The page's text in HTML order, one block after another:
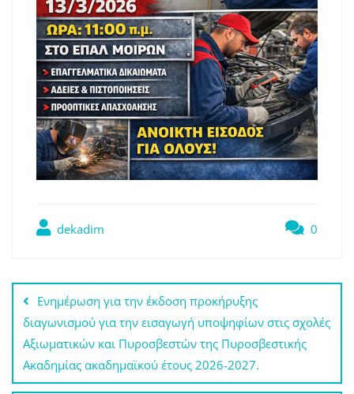
dekadim 0
Πλοήγηση
άρθρων
Ενημέρωση για την έκδοση προκήρυξης
διαγωνισμού για την εισαγωγή υποψηφίων στις σχολές
Αξιωματικών και Πυροσβεστών της Πυροσβεστικής
Ακαδημίας ακαδημαϊκού έτους 2026-2027.